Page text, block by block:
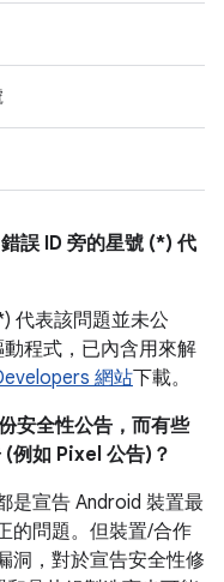
誤 ID 旁的星號 (*) 代
代表該問題並未公
程式，已內含用來解
網站下載。
安全性公告，而有些
例如 Pixel 公告)？
是宣告 Android 裝置最
的問題。但裝置/合作
洞，對於宣告安全性修